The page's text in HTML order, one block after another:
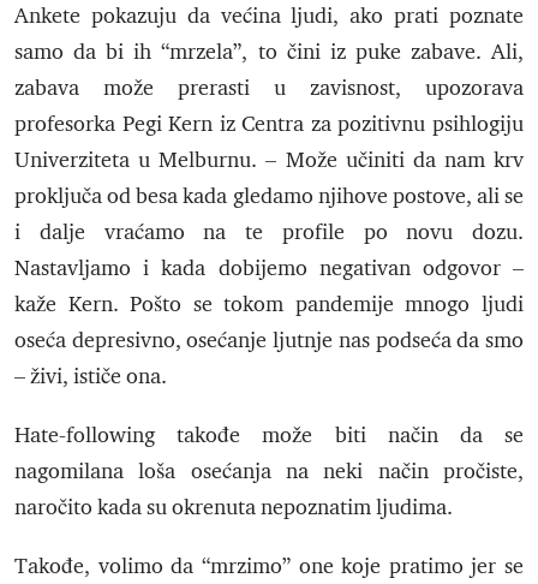
Ankete pokazuju da većina ljudi, ako prati poznate
samo da bi ih “mrzela”, to čini iz puke zabave. Ali,
zabava može prerasti u zavisnost, upozorava
profesorka Pegi Kern iz Centra za pozitivnu psihlogiju
Univerziteta u Melburnu. – Može učiniti da nam krv
proključa od besa kada gledamo njihove postove, ali se
i dalje vraćamo na te profile po novu dozu.
Nastavljamo i kada dobijemo negativan odgovor –
kaže Kern. Pošto se tokom pandemije mnogo ljudi
oseća depresivno, osećanje ljutnje nas podseća da smo
– živi, ističe ona.
Hate-following takođe može biti način da se
nagomilana loša osećanja na neki način pročiste,
naročito kada su okrenuta nepoznatim ljudima.
Takođe, volimo da “mrzimo” one koje pratimo jer se